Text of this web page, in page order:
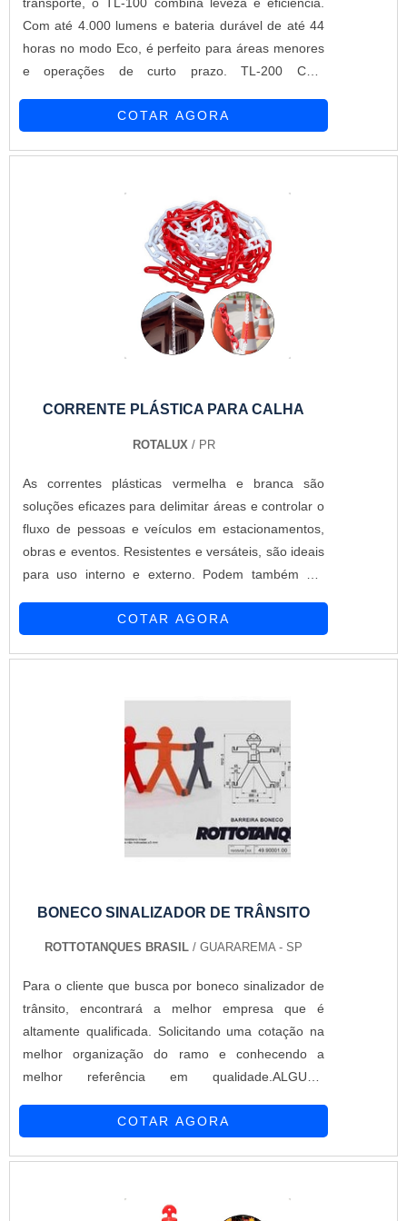
Com até 4.000 lumens e bateria durável de até 44
horas no modo Eco, é perfeito para áreas menores
e operações de curto prazo. TL-200 Com
bateria de até 44 horas, o TL-200 é uma solução
PL-200 é perfeito para grandes áreas que precisam
de iluminação uniforme. Com até 12.000 lumens e
duração de bateria de até 44 horas, proporciona
visibilidade sem pontos cegos. TL-300 Oferecendo
até 14.000 lumens e até 70 horas de uso no modo
Eco, o TL-300 é robusto e ajustável até 3,1 metros
de altura, ideal para grandes eventos e operações
é a escolha perfeita para grandes áreas que exigem
COTAR AGORA
CORRENTE PLÁSTICA PARA CALHA
ROTALUX / PR
As correntes plásticas vermelha e branca são
soluções eficazes para delimitar áreas e controlar o
fluxo de pessoas e veículos em estacionamentos,
obras e eventos. Resistentes e versáteis, são ideais
para uso interno e externo. Podem também ser
Medidas: 5m/ 10m/ 20m/ 100m
COTAR AGORA
BONECO SINALIZADOR DE TRÂNSITO
ROTTOTANQUES BRASIL / GUARAREMA - SP
Para o cliente que busca por boneco sinalizador de
trânsito, encontrará a melhor empresa que é
altamente qualificada. Solicitando uma cotação na
melhor organização do ramo e conhecendo a
melhor referência em qualidade.ALGUNS
TRÂNSITOQuem precisa de boneco sinalizador de
focando em tecnologia e desenvolvimento no que
COTAR AGORA